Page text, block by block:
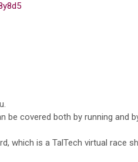
be covered both by running and
which is a TalTech virtual race